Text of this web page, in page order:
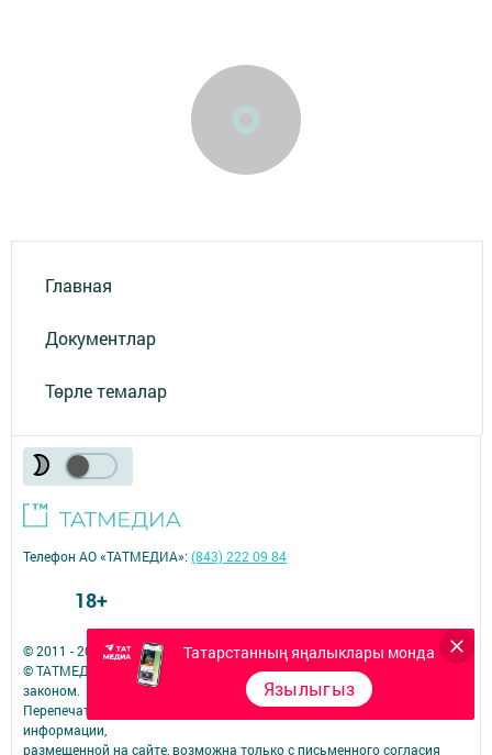
Главная
Документлар
Төрле темалар
Татарстанның яңалыклары монда
Язылыгыз
© 2011 - 2026. Теләче (Тюлячи). Все права защищены.
© ТАТМЕДИА. Все материалы, размещенные на сайте, защищены
законом.
Перепечатка, воспроизведение и распространение в любом объеме
информации,
размещенной на сайте, возможна только с письменного согласия
Телефон АО «ТАТМЕДИА»:(843) 222 09 84
18+